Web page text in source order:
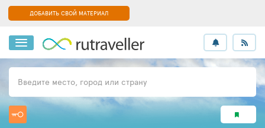
ДОБАВИТЬ СВОЙ МАТЕРИАЛ
Введите место, город или страну